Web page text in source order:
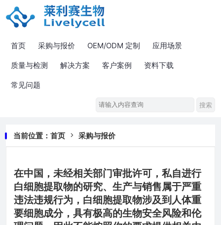
首页 采购与报价 OEM/ODM 定制 应用场景
质量与检测 解决方案 客户案例 资料下载
常见问题
当前位置： 首页 采购与报价
在中国，未经相关部门审批许可，私自进行
白细胞提取物的研究、生产与销售属于严重
违法违规行为，白细胞提取物涉及到人体重
要细胞成分，具有极高的生物安全风险和伦